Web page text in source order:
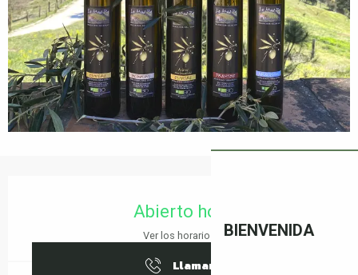
BIENVENIDA
Abierto hoy
Ver los horarios
Llamar